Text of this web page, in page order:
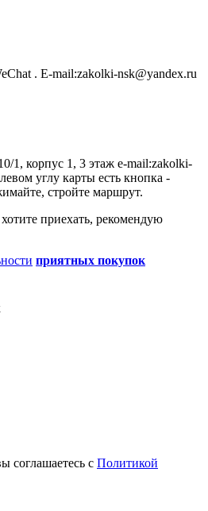
. E-mail:zakolki-nsk@yandex.ru
1, корпус 1, 3 этаж e-mail:zakolki-
углу карты есть кнопка -
стройте маршрут.
приехать, рекомендую
приятных покупок
соглашаетесь с Политикой